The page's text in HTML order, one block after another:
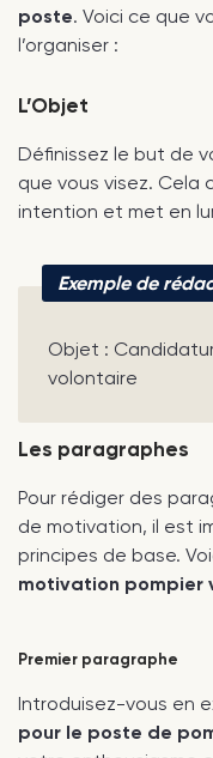
poste. Voici ce que
l’organiser :
L’Objet
Définissez le but de
que vous visez.
intention et met en
Exemple de
Objet :
volontaire
Les paragraphes
Pour rédiger des
de motivation, il est
principes de base.
motivation pompier
Premier paragraphe
Introduisez-vous en
pour le poste de